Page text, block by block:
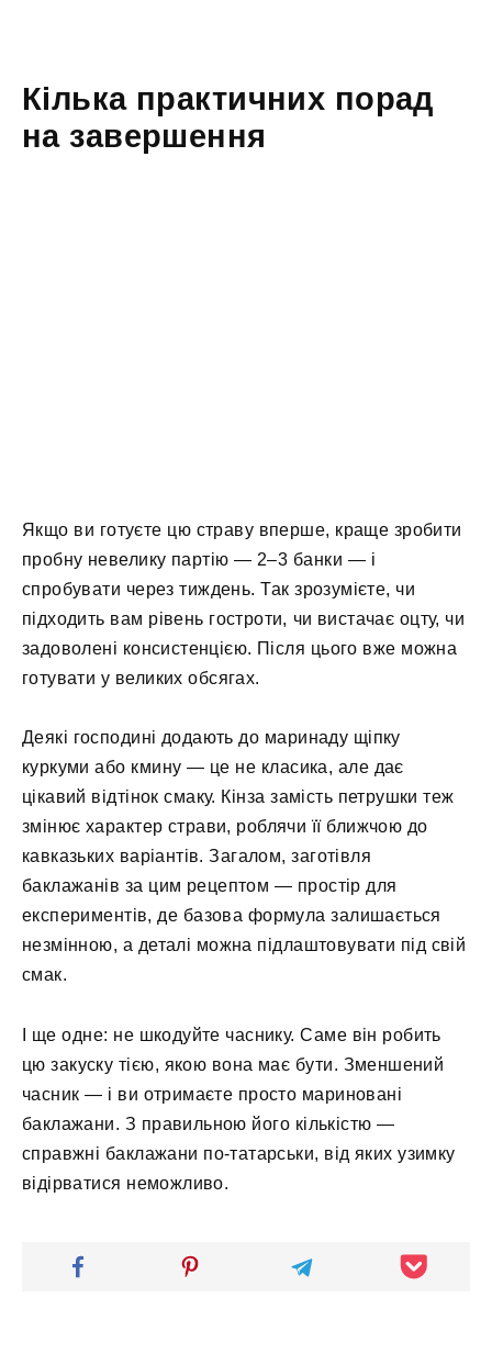
Кілька практичних порад
на завершення
Якщо ви готуєте цю страву вперше, краще зробити
пробну невелику партію — 2–3 банки — і
спробувати через тиждень. Так зрозумієте, чи
підходить вам рівень гостроти, чи вистачає оцту, чи
задоволені консистенцією. Після цього вже можна
готувати у великих обсягах.
Деякі господині додають до маринаду щіпку
куркуми або кмину — це не класика, але дає
цікавий відтінок смаку. Кінза замість петрушки теж
змінює характер страви, роблячи її ближчою до
кавказьких варіантів. Загалом, заготівля
баклажанів за цим рецептом — простір для
експериментів, де базова формула залишається
незмінною, а деталі можна підлаштовувати під свій
смак.
І ще одне: не шкодуйте часнику. Саме він робить
цю закуску тією, якою вона має бути. Зменшений
часник — і ви отримаєте просто мариновані
баклажани. З правильною його кількістю —
справжні баклажани по-татарськи, від яких узимку
відірватися неможливо.